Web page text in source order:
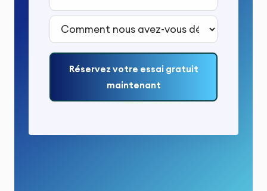
Comment nous avez-vous découvert ?*
Réservez votre essai gratuit
maintenant